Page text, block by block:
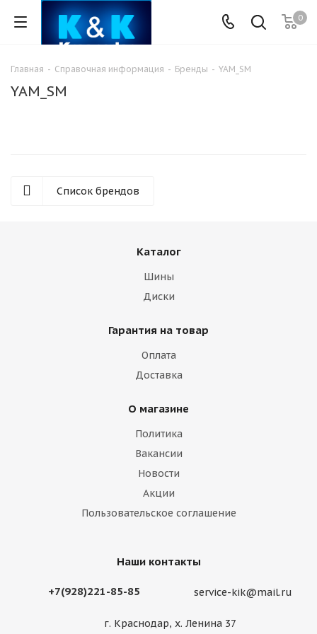
0
Главная - Справочная информация - Бренды - YAM_SM
YAM_SM
Список брендов
Каталог
Шины
Диски
Гарантия на товар
Оплата
Доставка
О магазине
Политика
Вакансии
Новости
Акции
Пользовательское соглашение
Наши контакты
+7(928)221-85-85 service-kik@mail.ru
г. Краснодар, х. Ленина 37